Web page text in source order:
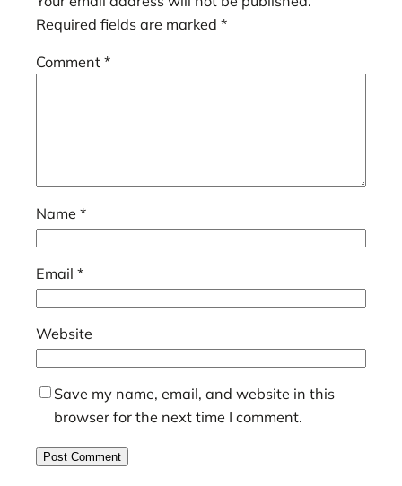
Required fields are marked *
Comment *
Name *
Email *
Website
Save my name, email, and website in this
browser for the next time I comment.